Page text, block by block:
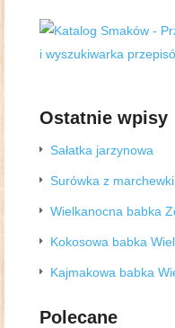
Ostatnie wpisy
Sałatka jarzynowa
Surówka z
Wielkanocna babka
Kokosowa babka
Kajmakowa babka
Polecane